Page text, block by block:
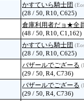
かすていら騎士団
(28 / 50, R10, C625)
倉庫利用者だョ★全
(48 / 50, R10, C1,162)
かすていら騎士団
(28 / 50, R10, C625)
バザールでござーる
(29 / 50, R4, C736)
バザールでござーる
(29 / 50, R4, C736)